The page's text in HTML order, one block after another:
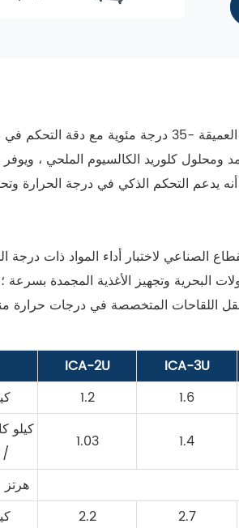
ومحلول كلوريد الكالسيوم الملحي ،
الصناعي لاختبار أداء المواد ذات درجة
البحرية وتجهيز الأغذية المجمدة بسرعة
ICA-2U ICA-3U
1.2 1.6
/
1.03 1.4
V / ph / هرتز
2.2 2.7